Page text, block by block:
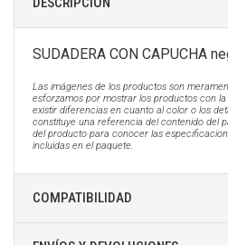
SUDADERA CON CAPUCHA
Las imágenes de los productos son
esforzamos por mostrar los productos con
existir diferencias en cuanto al color o los
constituye una referencia del contenido del
del producto para conocer las
incluidas en el paquete.
COMPATIBILIDAD